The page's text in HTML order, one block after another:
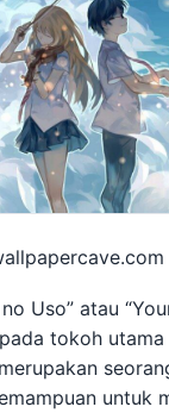
Uso” atau
tokoh
untuk